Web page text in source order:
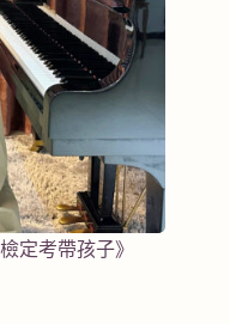
定考帶孩子》